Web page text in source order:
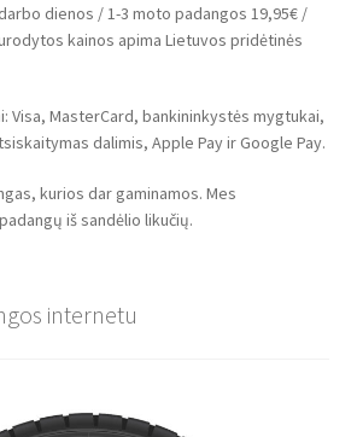
dienos / 1-3 moto padangos 19,95€ /
kainos apima Lietuvos pridėtinės
Visa, MasterCard, bankininkystės mygtukai,
dalimis, Apple Pay ir Google Pay.
kurios dar gaminamos. Mes
iš sandėlio likučių.
internetu